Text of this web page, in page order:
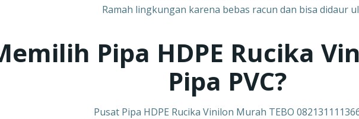
Ramah lingkungan karena bebas racun dan bisa didaur
Pipa HDPE Rucika
Pipa PVC?
Pusat Pipa HDPE Rucika Vinilon Murah TEBO